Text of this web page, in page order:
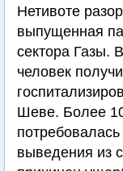
Нетивоте
выпущенная
сектора Газы.
человек
Шеве. Более
выведения из